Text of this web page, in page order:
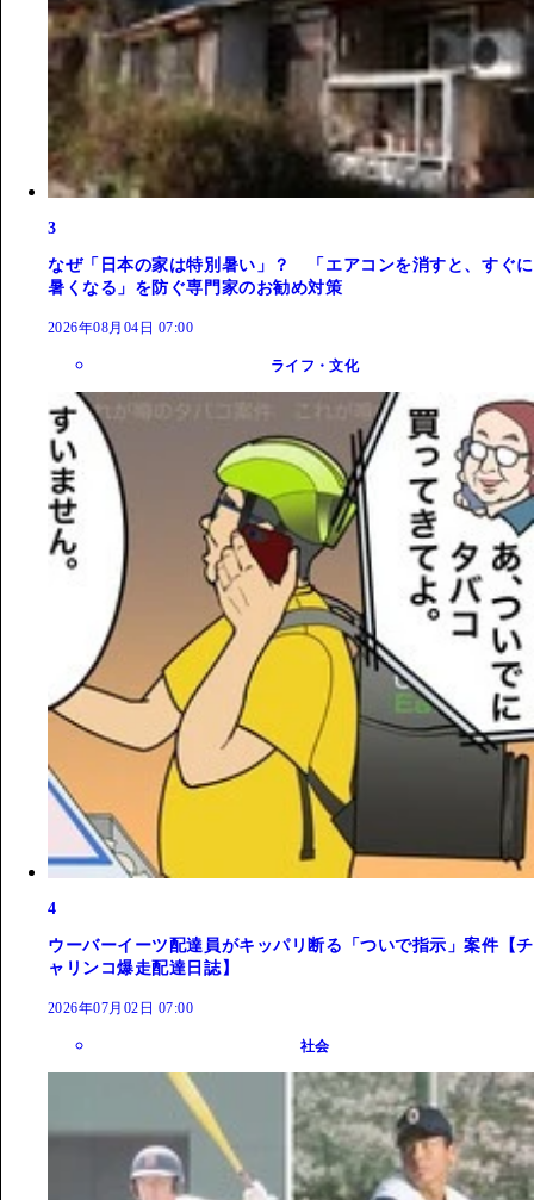
3
なぜ「日本の家は特別暑い」？ 「エアコンを消すと、すぐに
暑くなる」を防ぐ専門家のお勧め対策
2026年08月04日 07:00
ライフ・文化
4
ウーバーイーツ配達員がキッパリ断る「ついで指示」案件【チ
ャリンコ爆走配達日誌】
2026年07月02日 07:00
社会